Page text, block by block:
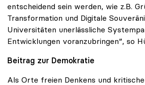
entscheidend sein werden, wie z.B.
Transformation und Digitale
Universitäten unerlässliche
Entwicklungen voranzubringen“, so
Beitrag zur Demokratie
Als Orte freien Denkens und